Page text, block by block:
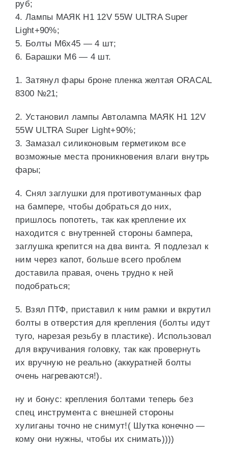
руб;
4. Лампы МАЯК H1 12V 55W ULTRA Super
Light+90%;
5. Болты М6х45 — 4 шт;
6. Барашки М6 — 4 шт.
1. Затянул фары броне пленка желтая ORACAL
8300 №21;
2. Установил лампы Автолампа МАЯК H1 12V
55W ULTRA Super Light+90%;
3. Замазал силиконовым герметиком все
возможные места проникновения влаги внутрь
фары;
4. Снял заглушки для противотуманных фар
на бампере, чтобы добраться до них,
пришлось попотеть, так как крепление их
находится с внутренней стороны бампера,
заглушка крепится на два винта. Я подлезал к
ним через капот, больше всего проблем
доставила правая, очень трудно к ней
подобраться;
5. Взял ПТФ, приставил к ним рамки и вкрутил
болты в отверстия для крепления (болты идут
туго, нарезая резьбу в пластике). Использовал
для вкручивания головку, так как провернуть
их вручную не реально (аккуратней болты
очень нагреваются!).
ну и бонус: крепления болтами теперь без
спец инструмента с внешней стороны
хулиганы точно не снимут!( Шутка конечно —
кому они нужны, чтобы их снимать))))